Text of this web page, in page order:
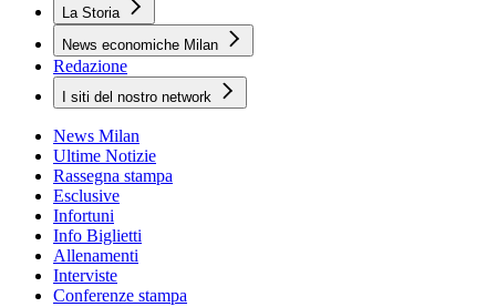
La Storia
News economiche Milan
Redazione
I siti del nostro network
News Milan
Ultime Notizie
Rassegna stampa
Esclusive
Infortuni
Info Biglietti
Allenamenti
Interviste
Conferenze stampa